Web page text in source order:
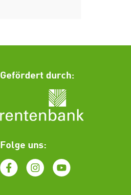
Gefördert durch:
Folge uns: